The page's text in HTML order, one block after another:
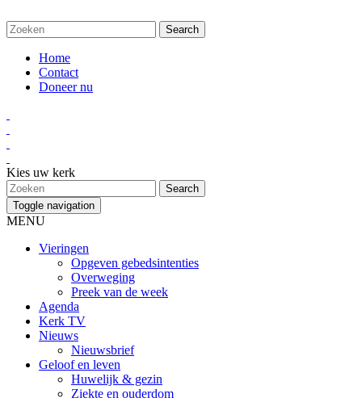
Home
Contact
Doneer nu
Kies uw kerk
Toggle navigation
MENU
Vieringen
Opgeven gebedsintenties
Overweging
Preek van de week
Agenda
Kerk TV
Nieuws
Nieuwsbrief
Geloof en leven
Huwelijk & gezin
Ziekte en ouderdom